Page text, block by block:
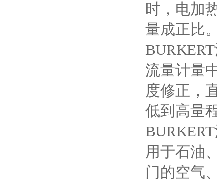
时，电加
量成正比
流量计量
度修正，
低到高量
用于石油
门的空气